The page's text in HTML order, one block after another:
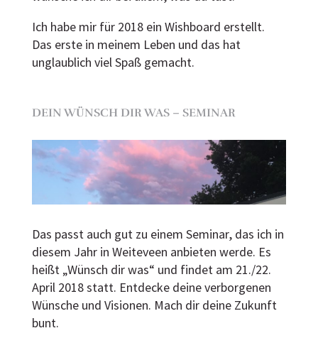
Ich habe mir für 2018 ein Wishboard erstellt.
Das erste in meinem Leben und das hat
unglaublich viel Spaß gemacht.
DEIN WÜNSCH DIR WAS – SEMINAR
Das passt auch gut zu einem Seminar, das ich in
diesem Jahr in Weiteveen anbieten werde. Es
heißt „Wünsch dir was“ und findet am 21./22.
April 2018 statt. Entdecke deine verborgenen
Wünsche und Visionen. Mach dir deine Zukunft
bunt.